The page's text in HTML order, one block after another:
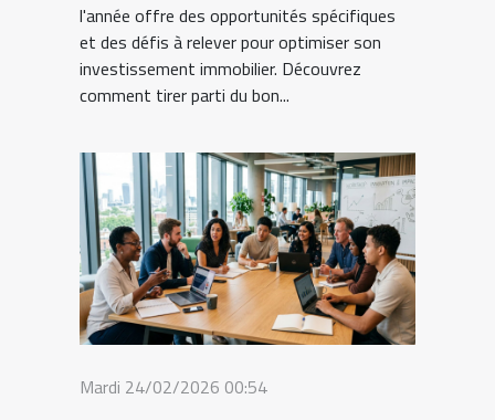
l'année offre des opportunités spécifiques
et des défis à relever pour optimiser son
investissement immobilier. Découvrez
comment tirer parti du bon...
Mardi 24/02/2026 00:54